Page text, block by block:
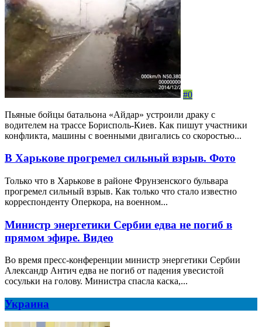
#0
Пьяные бойцы батальона «Айдар» устроили драку с
водителем на трассе Борисполь-Киев. Как пишут участники
конфликта, машины с военными двигались со скоростью...
В Харькове прогремел сильный взрыв. Фото
Только что в Харькове в районе Фрунзенского бульвара
прогремел сильный взрыв. Как только что стало известно
корреспонденту Оперкора, на военном...
Министр энергетики Сербии едва не погиб в
прямом эфире. Видео
Во время пресс-конференции министр энергетики Сербии
Александр Антич едва не погиб от падения увесистой
сосульки на голову. Министра спасла каска,...
Украина